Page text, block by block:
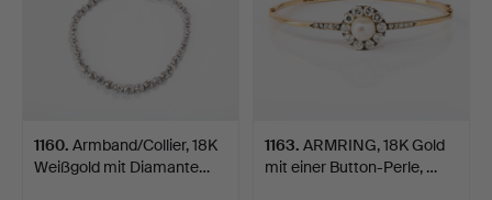
1160. Armband/Collier, 18K
Weißgold mit Diamante…
1163. ARMRING, 18K Gold
mit einer Button-Perle, …